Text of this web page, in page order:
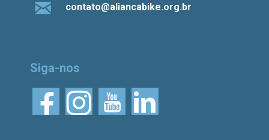
contato@aliancabike.org.br
Siga-nos